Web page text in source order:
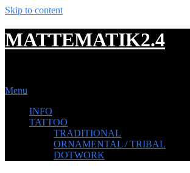
Skip to content
MATTEMATIK2.4
Menu
INFO
TATTOO
TRADITIONAL
ORNAMENTAL / TRIBAL
DOTWORK